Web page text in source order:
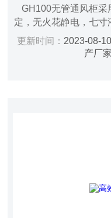
GH100无管通风柜
定，无火花静电，七
监控，风机监控，
更新时间： 2023-08-10
产厂家